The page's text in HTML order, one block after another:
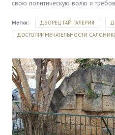
свою политическую волю и
Метки: ДВОРЕЦ ГАЙ ГАЛЕРИЯ
ДОСТОПРИМЕЧАТЕЛЬНОСТИ